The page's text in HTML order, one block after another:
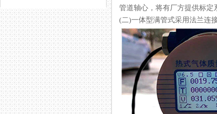
管道轴心，将有厂方提供标定
(二)一体型满管式采用法兰连接